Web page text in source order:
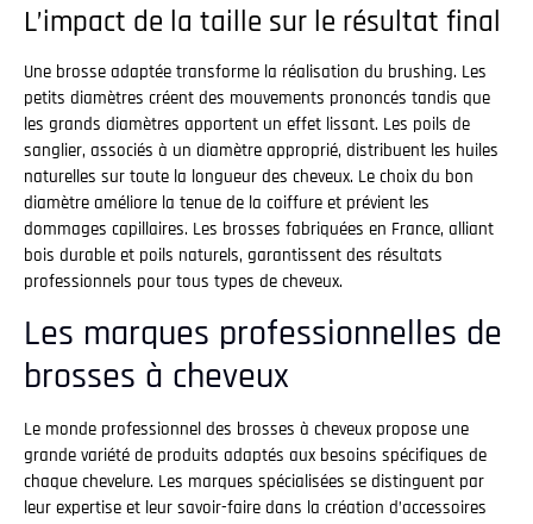
L’impact de la taille sur le résultat final
Une brosse adaptée transforme la réalisation du brushing. Les
petits diamètres créent des mouvements prononcés tandis que
les grands diamètres apportent un effet lissant. Les poils de
sanglier, associés à un diamètre approprié, distribuent les huiles
naturelles sur toute la longueur des cheveux. Le choix du bon
diamètre améliore la tenue de la coiffure et prévient les
dommages capillaires. Les brosses fabriquées en France, alliant
bois durable et poils naturels, garantissent des résultats
professionnels pour tous types de cheveux.
Les marques professionnelles de
brosses à cheveux
Le monde professionnel des brosses à cheveux propose une
grande variété de produits adaptés aux besoins spécifiques de
chaque chevelure. Les marques spécialisées se distinguent par
leur expertise et leur savoir-faire dans la création d’accessoires